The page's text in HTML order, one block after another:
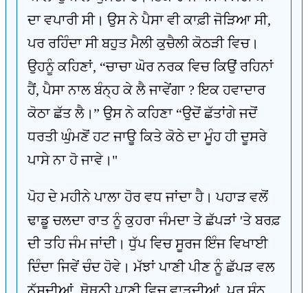
ਦਾ ਵਪਾਰੀ ਸੀ। ਉਸ ਨੇ ਪੈਸਾ ਵੀ ਕਾਫ਼ੀ ਜੋੜਿਆ ਸੀ,
ਪਰ ਰਹਿੰਦਾ ਸੀ ਬਹੁਤ ਮੈਲੀ ਕੁਚੈਲੀ ਕੋਠੜੀ ਵਿਚ।
ਉਹਨੂੰ ਕਹਿਣਾਂ, “ਚਾਚਾ ਘੋਰ ਨਰਕ ਵਿਚ ਕਿਉਂ ਰਹਿਨਾਂ
ਹੈਂ, ਪੈਸਾ ਨਾਲ ਬੰਨ੍ਹ ਕੇ ਲੈ ਜਾਵੇਂਗਾ ? ਇਕ ਹਵਾਦਾਰ
ਕੋਠਾ ਛੱਤ ਲੈ।” ਉਸ ਨੇ ਕਹਿਣਾ “ਉਦੋਂ ਛੱਤਾਂਗੇ ਜਦੋਂ
ਧਰਤੀ ਘੁੰਮਣੋਂ ਹਟ ਜਾਊ ਕਿਤੇ ਕੋਠੇ ਦਾ ਮੂੰਹ ਹੀ ਦੂਸਰੇ
ਪਾਸੇ ਨਾ ਹੋ ਜਾਵੇ।"
ਪੋਹ ਦੇ ਮਹੀਨੇ ਪਾਲਾ ਹੋਰ ਵਧ ਜਾਂਦਾ ਹੈ। ਪਹਾੜ ਵਲੋਂ
ਢਾਡੂ ਚਲਦਾ ਰਾਤ ਨੂੰ ਕੁਹਰਾ ਜੰਮਦਾ ਤੇ ਛੱਪੜਾਂ 'ਤੇ ਬਰਫ਼
ਦੀ ਤਹਿ ਜੰਮ ਜਾਂਦੀ। ਧੁੱਪ ਵਿਚ ਸੂਰਜ ਇੰਜ ਵਿਖਾਈ
ਦਿੰਦਾ ਜਿਵੇਂ ਚੰਦ ਹੋਵੇ। ਮੱਝਾਂ ਪਾਣੀ ਪੀਣ ਨੂੰ ਛੱਪੜ ਵਲ